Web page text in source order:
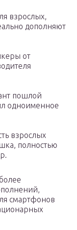
взрослых,
дополняют
от
пошлой
одноименное
взрослых
полностью
смартфонов